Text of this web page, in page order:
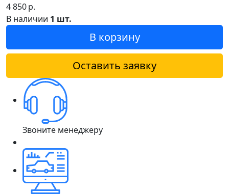
4 850р.
В наличии 1 шт.
В корзину
Оставить заявку
Звоните менеджеру